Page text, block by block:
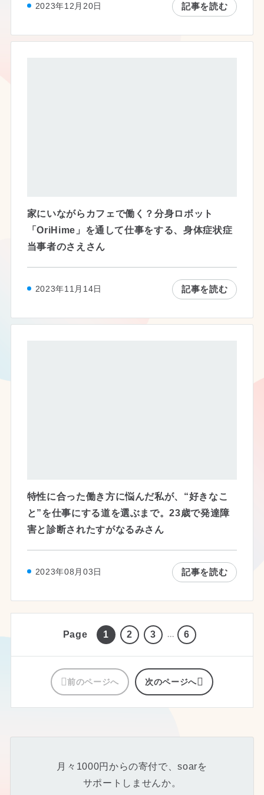
2023年12月20日 記事を読む
家にいながらカフェで働く？分身ロボット
「OriHime」を通して仕事をする、身体症状症
当事者のさえさん
2023年11月14日 記事を読む
特性に合った働き方に悩んだ私が、“好きなこ
と”を仕事にする道を選ぶまで。23歳で発達障
害と診断されたすがなるみさん
2023年08月03日 記事を読む
Page 1 2 3 ... 6
前のページへ 次のページへ
月々1000円からの寄付で、soarを
サポートしませんか。